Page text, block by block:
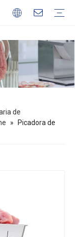
de
»
Picadora de